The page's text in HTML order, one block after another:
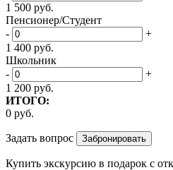
1 500 руб.
Пенсионер/Студент
-
+
1 400 руб.
Школьник
-
+
1 200 руб.
ИТОГО:
0 руб.
Задать вопрос
Купить экскурсию в подарок с